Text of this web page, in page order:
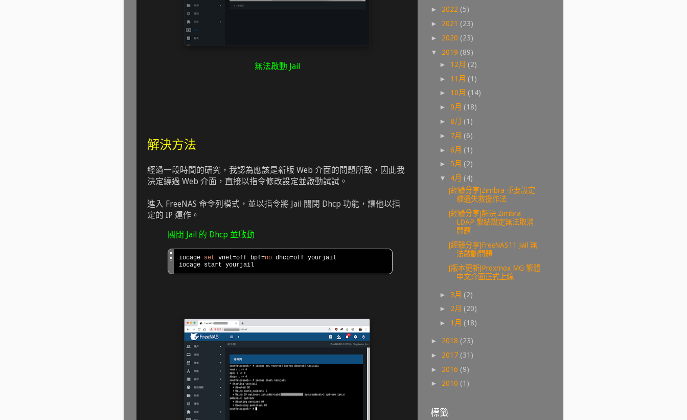
無法啟動 Jail
解決方法
經過一段時間的研究，我認為應該是新版 Web 介面的問題所致，因此我
決定繞過 Web 介面，直接以指令修改設定並啟動試試。
進入 FreeNAS 命令列模式，並以指令將 Jail 關閉 Dhcp 功能，讓他以指
定的 IP 運作。
關閉 Jail 的 Dhcp 並啟動
iocage set vnet=off bpf=no dhcp=off yourjail
iocage start yourjail
► 2022 (5)
► 2021 (23)
► 2020 (23)
▼ 2019 (89)
► 12月 (2)
► 11月 (1)
► 10月 (14)
►9月 (18)
►8月 (1)
► 7月 (6)
►6月 (1)
►5月 (2)
▼ 4月 (4)
[經驗分享]Zimbra 重要設定
檔遺失救援作法
[經驗分享]解決 Zimbra
LDAP 繫結設定無法取消
問題
[經驗分享]FreeNAS11 Jail 無
法啟動問題
[版本更新]Proxmox MG 繁體
中文介面正式上線
► 3月 (2)
► 2月 (20)
► 1月 (18)
► 2018 (23)
► 2017 (31)
► 2016 (9)
► 2010 (1)
標籤